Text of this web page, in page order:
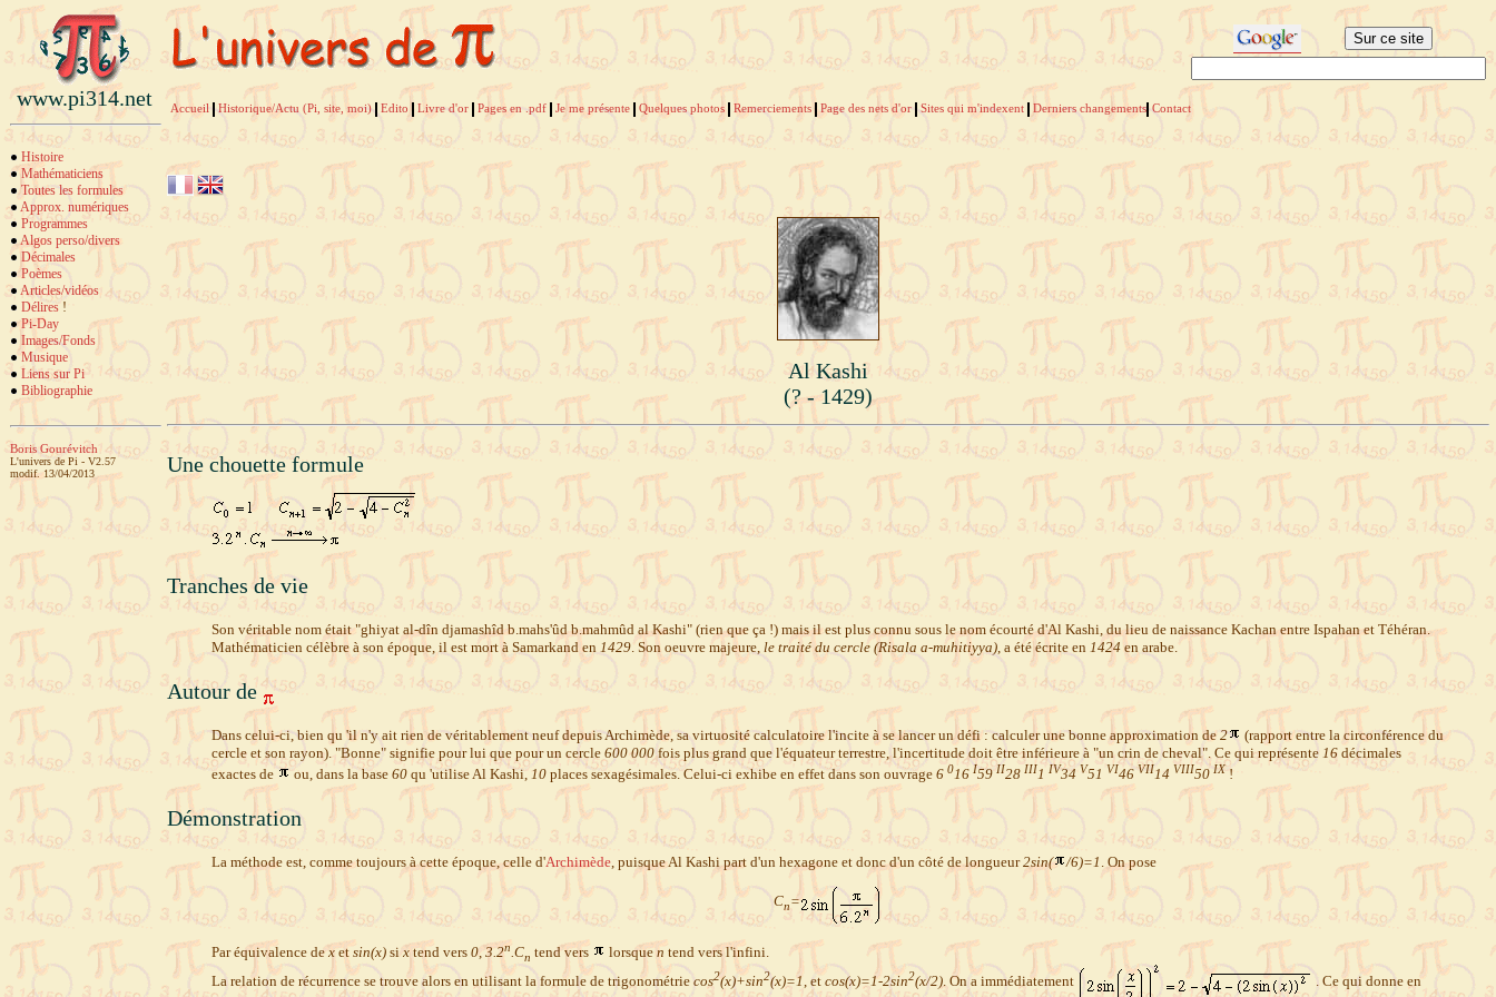
www.pi314.net
Histoire
Mathématiciens
Toutes les formules
Approx. numériques
Programmes
Algos perso/divers
Décimales
Poèmes
Articles/vidéos
Délires !
Pi-Day
Images/Fonds
Musique
Liens sur Pi
Bibliographie
Boris Gourévitch
L'univers de Pi - V2.57
modif. 13/04/2013
Accueil Historique/Actu (Pi, site, moi) Edito Livre d'or Pages en .pdf Je me présente Quelques photos Remerciements Page des nets d'or Sites qui m'indexent Derniers changements Contact
Al Kashi
(? - 1429)
Une chouette formule
Tranches de vie
Son véritable nom était "ghiyat al-dîn djamashîd b.mahs'ûd b.mahmûd al Kashi" (rien que ça !) mais il est plus connu sous le nom écourté d'Al Kashi, du lieu de naissance Kachan entre Ispahan et Téhéran.
Mathématicien célèbre à son époque, il est mort à Samarkand en 1429 . Son oeuvre majeure, le traité du cercle (Risala a-muhitiyya) , a été écrite en 1424 en arabe.
Autour de
Dans celui-ci, bien qu 'il n'y ait rien de véritablement neuf depuis Archimède, sa virtuosité calculatoire l'incite à se lancer un défi : calculer une bonne approximation de 2
(rapport entre la circonférence du
cercle et son rayon). "Bonne" signifie pour lui que pour un cercle 600 000fois plus grand que l'équateur terrestre, l'incertitude doit être inférieure à "un crin de cheval". Ce qui représente 16 décimales
exactes de
ou, dans la base 60 qu 'utilise Al Kashi, 10 places sexagésimales. Celui-ci exhibe en effet dans son ouvrage 6 016 I59 II28 III1 IV34 V51 VI46VII14 VIII50 IX !
Démonstration
La méthode est, comme toujours à cette époque, celle d'Archimède , puisque Al Kashi part d'un hexagone et donc d'un côté de longueur2sin( /6)=1 . On pose
Cn=
Par équivalence dex et sin(x) si x tend vers 0,3.2n.Cn tend vers lorsque n tend vers l'infini.
La relation de récurrence se trouve alors en utilisant la formule de trigonométrie cos2(x)+sin2(x)=1 , et cos(x)=1-2sin2(x/2) . On a immédiatement . Ce qui donne en